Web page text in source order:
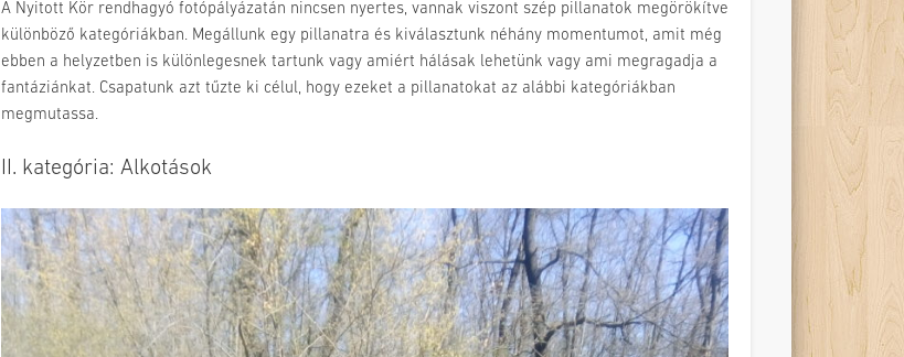
A Nyitott Kör rendhagyó fotópályázatán nincsen nyertes, vannak viszont szép pillanatok megörökítve
különböző kategóriákban. Megállunk egy pillanatra és kiválasztunk néhány momentumot, amit még
ebben a helyzetben is különlegesnek tartunk vagy amiért hálásak lehetünk vagy ami megragadja a
fantáziánkat. Csapatunk azt tűzte ki célul, hogy ezeket a pillanatokat az alábbi kategóriákban
megmutassa.
II. kategória: Alkotások